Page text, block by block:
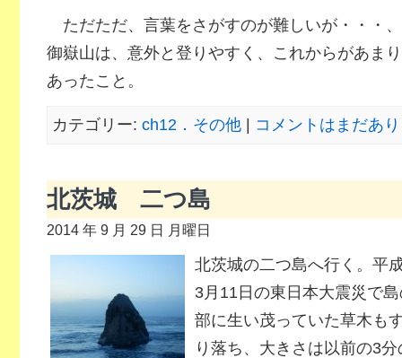
ただただ、言葉をさがすのが難しいが・・・
御嶽山は、意外と登りやすく、これからがあま
あったこと。
カテゴリー: ch12．その他| コメントはまだあ
北茨城 二つ島
2014 年 9 月 29 日 月曜日
北茨城の二つ島へ行く。平
3月11日の東日本大震災で
部に生い茂っていた草木も
り落ち、大きさは以前の3分